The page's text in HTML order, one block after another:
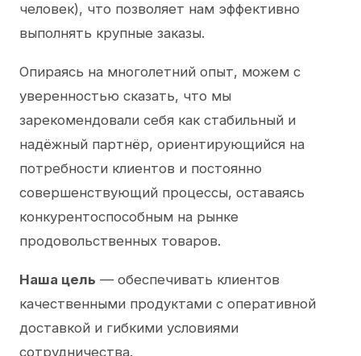
человек), что позволяет нам эффективно
выполнять крупные заказы.
Опираясь на многолетний опыт, можем с
уверенностью сказать, что мы
зарекомендовали себя как стабильный и
надёжный партнёр, ориентирующийся на
потребности клиентов и постоянно
совершенствующий процессы, оставаясь
конкурентоспособным на рынке
продовольственных товаров.
Наша цель — обеспечивать клиентов
качественными продуктами с оперативной
доставкой и гибкими условиями
сотрудничества.